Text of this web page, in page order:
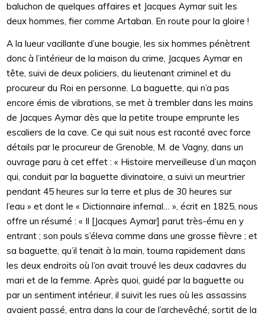
baluchon de quelques affaires et Jacques Aymar suit les
deux hommes, fier comme Artaban. En route pour la gloire !
A la lueur vacillante d’une bougie, les six hommes pénètrent
donc à l’intérieur de la maison du crime, Jacques Aymar en
tête, suivi de deux policiers, du lieutenant criminel et du
procureur du Roi en personne. La baguette, qui n’a pas
encore émis de vibrations, se met à trembler dans les mains
de Jacques Aymar dès que la petite troupe emprunte les
escaliers de la cave. Ce qui suit nous est raconté avec force
détails par le procureur de Grenoble, M. de Vagny, dans un
ouvrage paru à cet effet : « Histoire merveilleuse d’un maçon
qui, conduit par la baguette divinatoire, a suivi un meurtrier
pendant 45 heures sur la terre et plus de 30 heures sur
l’eau » et dont le « Dictionnaire infernal… », écrit en 1825, nous
offre un résumé : « Il [Jacques Aymar] parut très-ému en y
entrant ; son pouls s’éleva comme dans une grosse fièvre ; et
sa baguette, qu’il tenait à la main, tourna rapidement dans
les deux endroits où l’on avait trouvé les deux cadavres du
mari et de la femme. Après quoi, guidé par la baguette ou
par un sentiment intérieur, il suivit les rues où les assassins
avaient passé, entra dans la cour de l’archevêché, sortit de la